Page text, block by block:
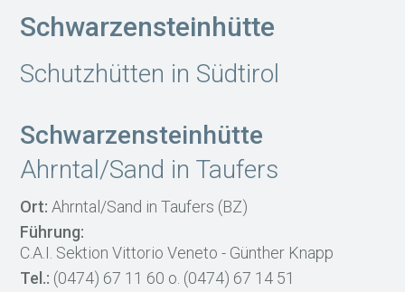
Schwarzensteinhütte
Schutzhütten in Südtirol
Schwarzensteinhütte
Ahrntal/Sand in Taufers
Ort:Ahrntal/Sand in Taufers (BZ)
Führung:
C.A.I. Sektion Vittorio Veneto - Günther Knapp
Tel.: (0474) 67 11 60 o. (0474) 67 14 51